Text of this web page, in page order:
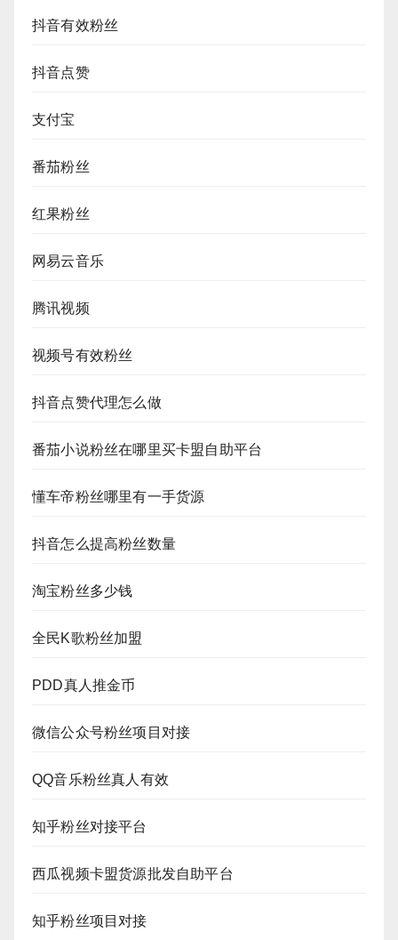
抖音有效粉丝
抖音点赞
支付宝
番茄粉丝
红果粉丝
网易云音乐
腾讯视频
视频号有效粉丝
抖音点赞代理怎么做
番茄小说粉丝在哪里买卡盟自助平台
懂车帝粉丝哪里有一手货源
抖音怎么提高粉丝数量
淘宝粉丝多少钱
全民K歌粉丝加盟
PDD真人推金币
微信公众号粉丝项目对接
QQ音乐粉丝真人有效
知乎粉丝对接平台
西瓜视频卡盟货源批发自助平台
知乎粉丝项目对接